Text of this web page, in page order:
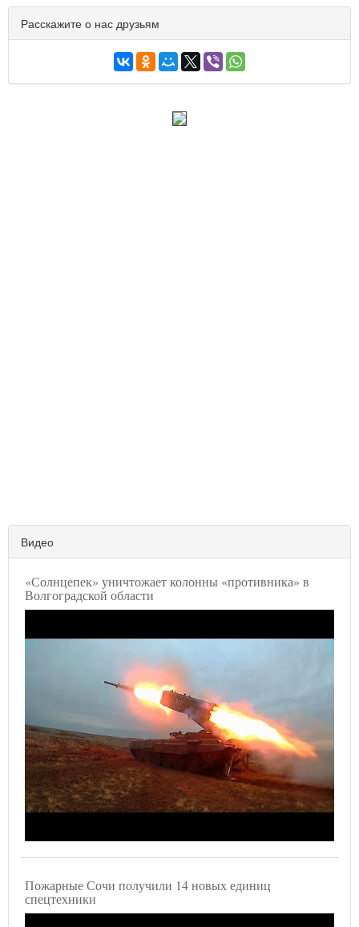
Расскажите о нас друзьям
Видео
«Солнцепек» уничтожает колонны «противника» в
Волгоградской области
Пожарные Сочи получили 14 новых единиц
спецтехники